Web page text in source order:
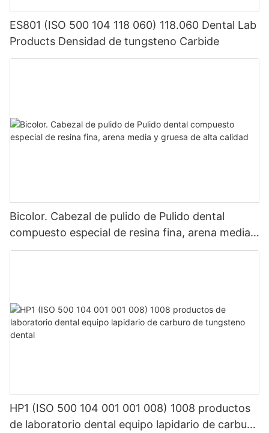
La exitosa celebración del lanzamiento del producto bucal y
dental de [nombre de la empresa] marca un sólido paso
adelante para la empresa en el campo de la odontología bucal.
Se cree que en el futuro, los productos orales y dentales de
ES801 (ISO 500 104 118 060) 118.060 Dental Lab
Products Densidad de tungsteno Carbide
Bicolor. Cabezal de pulido de Pulido dental
compuesto especial de resina fina, arena media y
gruesa de alta calidad
HP1 (ISO 500 104 001 001 008) 1008 productos
de laboratorio dental equipo lapidario de carburo